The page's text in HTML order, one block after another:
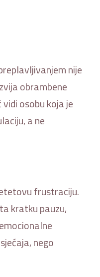
nije
obrambene
osobu koja je
a ne
frustraciju.
kratku pauzu,
nego